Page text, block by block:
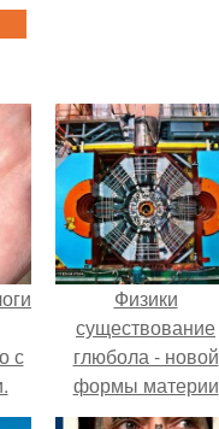
с
Физики
существование
глюбола - новой
формы материи
подтвердили.